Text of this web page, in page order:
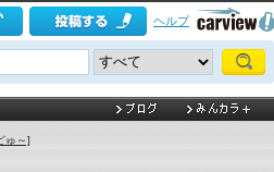
ヘルプ
ゅ～]